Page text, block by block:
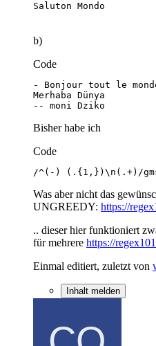
Saluton Mondo
b)
Code
-- moni Dziko
Bisher habe ich
Code
/^(-) (.{1,})\n(.+)/
Was aber nicht das
UNGREEDY: https://
.. dieser hier funktioniert
für mehrere https://
Einmal editiert, zuletzt von
Inhalt melden